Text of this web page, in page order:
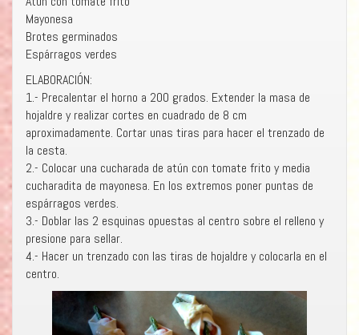
Mayonesa
Brotes germinados
Espárragos verdes
ELABORACIÓN:
1.- Precalentar el horno a 200 grados. Extender la masa de
hojaldre y realizar cortes en cuadrado de 8 cm
aproximadamente. Cortar unas tiras para hacer el trenzado de
la cesta.
2.- Colocar una cucharada de atún con tomate frito y media
cucharadita de mayonesa. En los extremos poner puntas de
espárragos verdes.
3.- Doblar las 2 esquinas opuestas al centro sobre el relleno y
presione para sellar.
4.- Hacer un trenzado con las tiras de hojaldre y colocarla en el
centro.